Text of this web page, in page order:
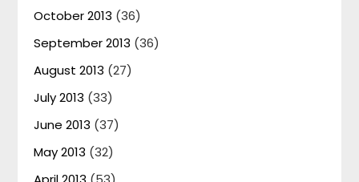
October 2013 (36)
September 2013 (36)
August 2013 (27)
July 2013 (33)
June 2013 (37)
May 2013 (32)